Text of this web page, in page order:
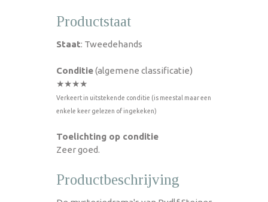
Productstaat
Staat: Tweedehands
Conditie(algemene classificatie)
★★★★
Verkeert in uitstekende conditie (is meestal maar een
enkele keer gelezen of ingekeken)
Toelichting op conditie
Zeer goed.
Productbeschrijving